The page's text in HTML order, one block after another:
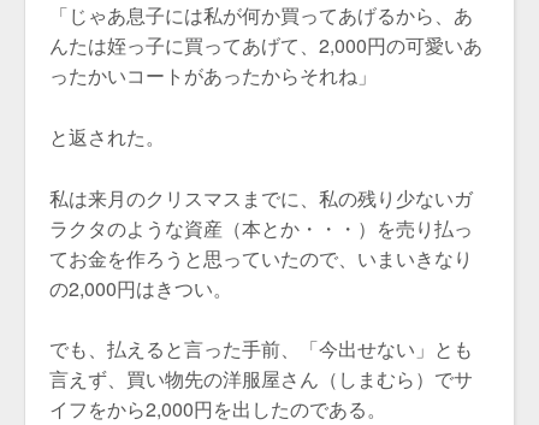
「じゃあ息子には私が何か買ってあげるから、あ
んたは姪っ子に買ってあげて、2,000円の可愛いあ
ったかいコートがあったからそれね」
と返された。
私は来月のクリスマスまでに、私の残り少ないガ
ラクタのような資産（本とか・・・）を売り払っ
てお金を作ろうと思っていたので、いまいきなり
の2,000円はきつい。
でも、払えると言った手前、「今出せない」とも
言えず、買い物先の洋服屋さん（しまむら）でサ
イフをから2,000円を出したのである。